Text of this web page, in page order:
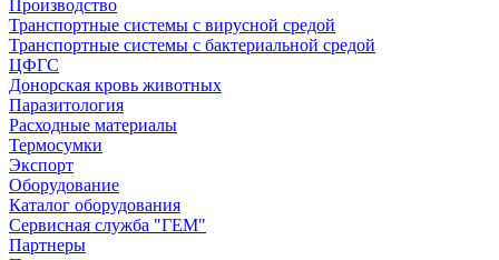
Производство
Транспортные системы с вирусной средой
Транспортные системы с бактериальной средой
ЦФГС
Донорская кровь животных
Паразитология
Расходные материалы
Термосумки
Экспорт
Оборудование
Каталог оборудования
Сервисная служба "ГЕМ"
Партнеры